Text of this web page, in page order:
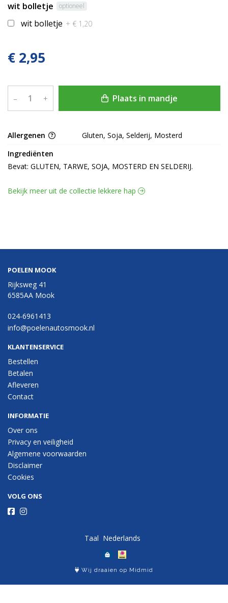
wit bolletje optioneel
wit bolletje + € 1,20
€ 2,95
– + Plaats in mandje
Allergenen
Gluten, Soja, Selderij, Mosterd
Ingrediënten
Bevat: GLUTEN, TARWE, SOJA, MOSTERD EN SELDERIJ.
Bekijk meer uit de collectie lekkere hap
POELEN MOOK
Rijksweg 41
6585AA Mook
024-6961413
info@poelenautosmook.nl
KLANTENSERVICE
Bestellen
Betalen
Afleveren
Contact
INFORMATIE
Over ons
Privacy en veiligheid
Algemene voorwaarden
Disclaimer
Cookies
VOLG ONS
Taal
Wij draaien op Midmid